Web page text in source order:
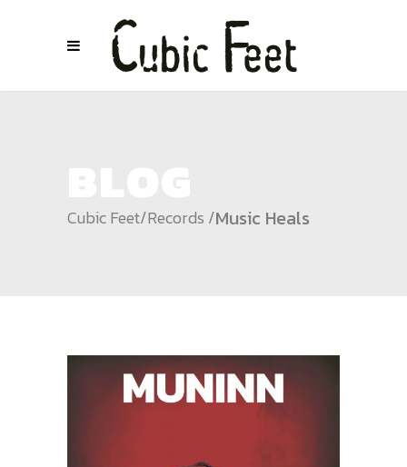
Cubic Feet/Records /Music Heals